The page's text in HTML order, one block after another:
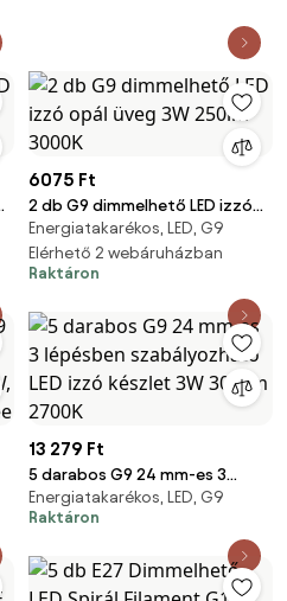
6075 Ft
2 db G9 dimmelhető LED izzó
opál üveg 3W 250lm 3000K
Energiatakarékos, LED, G9
Elérhető 2 webáruházban
Raktáron
13 279 Ft
5 darabos G9 24 mm-es 3
lépésben szabályozható LED
izzó készlet 3W 300 lm 2700K
Energiatakarékos, LED, G9
Raktáron